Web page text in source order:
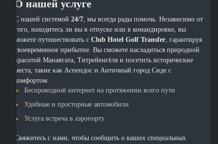
О нашей услуге
С нашей системой24/7, мы всегда рады помочь. Независимо от
того, находитесь ли вы в отпуске или в командировке, вы
можете путешествовать сClub Hotel Golf Transfer, гарантируя
своевременное прибытие. Вы сможете насладиться природной
красотой Манавгата, Титрейенгёля и посетить исторические
места, такие как Аспендос и Античный город Сиде с
комфортом.
Беспроводной интернет на протяжении всего пути
Удобные и просторные автомобили
Услуга встреча в аэропорту
Свяжитесь с нами, чтобы сообщить о ваших специальных